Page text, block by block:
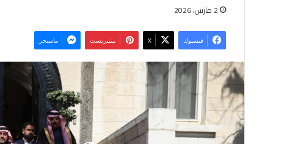
2 مارس، 2026
فيسبوك ‫X بينتيريست ماسنجر